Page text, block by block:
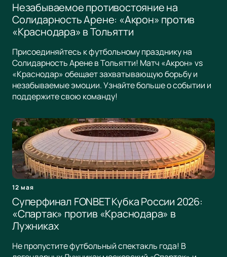
Незабываемое противостояние на
Солидарность Арене: «Акрон» против
«Краснодара» в Тольятти
Присоединяйтесь к футбольному празднику на
Солидарность Арене в Тольятти! Матч «Акрон» vs
«Краснодар» обещает захватывающую борьбу и
незабываемые эмоции. Узнайте больше о событии и
поддержите свою команду!
12 мая
Суперфинал FONBET Кубка России 2026:
«Спартак» против «Краснодара» в
Лужниках
Не пропустите футбольный спектакль года! В